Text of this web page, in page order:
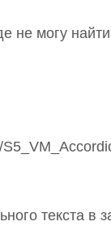
не могу
текста в